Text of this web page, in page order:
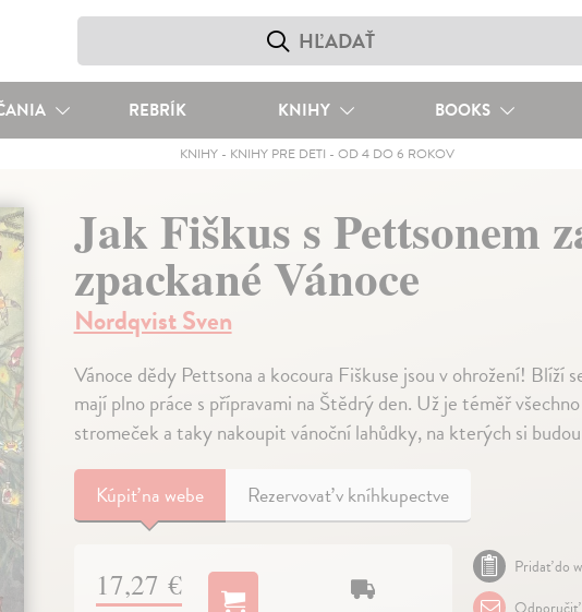
REBRÍK KNIHY BOOKS
KNIHY- KNIHY PRE DETI - OD 4 DO 6 ROKOV
Jak Fiškus s Pettsonem
zpackané Vánoce
Nordqvist Sven
Vánoce dědy Pettsona a kocoura Fiškuse jsou v ohrožení! Blíží
mají plno práce s přípravami na Štědrý den. Už je téměř
stromeček a taky nakoupit vánoční lahůdky, na kterých si
Kúpiťna webe Rezervovať v kníhkupectve
17,27 €
Pridať do